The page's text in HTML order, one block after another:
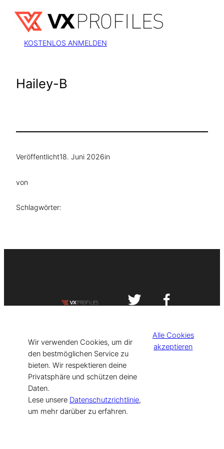
Inhalt
springen
KOSTENLOS ANMELDEN
Hailey-B
Veröffentlicht18. Juni 2026in
von
Schlagwörter:
[current_year] VISIT-X. Made with
for Models & Influencers!
Wir verwenden Cookies, um dir
den bestmöglichen Service zu
bieten. Wir respektieren deine
Privatsphäre und schützen deine
Daten.
Lese unsere Datenschutzrichtlinie,
um mehr darüber zu erfahren.
Alle Cookies
akzeptieren